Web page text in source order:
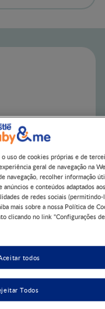
especialistas
– exceto
uso de cookies próprias e de
geral de navegação na
navegação, recolher informação
e conteúdos adaptados
de redes sociais
mais sobre a nossa Política de
clicando no link "Configurações
Todos
todos